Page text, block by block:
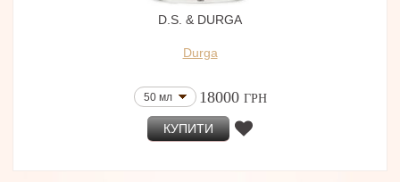
D.S. & DURGA
Durga
50 мл 18000 ГРН
КУПИТИ